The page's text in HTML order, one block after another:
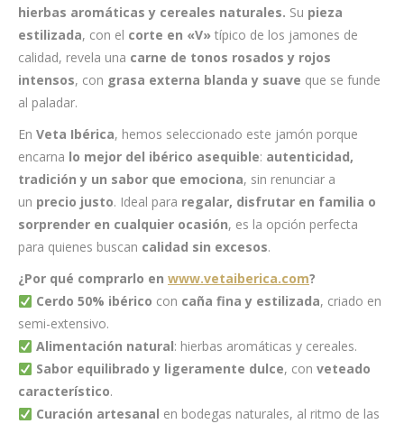
hierbas aromáticas y cereales naturales. Su pieza
estilizada, con el corte en «V» típico de los jamones de
calidad, revela una carne de tonos rosados y rojos
intensos, con grasa externa blanda y suave que se funde
al paladar.
En Veta Ibérica, hemos seleccionado este jamón porque
encarna lo mejor del ibérico asequible: autenticidad,
tradición y un sabor que emociona, sin renunciar a
un precio justo. Ideal para regalar, disfrutar en familia o
sorprender en cualquier ocasión, es la opción perfecta
para quienes buscan calidad sin excesos.
¿Por qué comprarlo en www.vetaiberica.com?
Cerdo 50% ibérico con caña fina y estilizada, criado en
semi-extensivo.
Alimentación natural: hierbas aromáticas y cereales.
Sabor equilibrado y ligeramente dulce, con veteado
característico.
Curación artesanal en bodegas naturales, al ritmo de las